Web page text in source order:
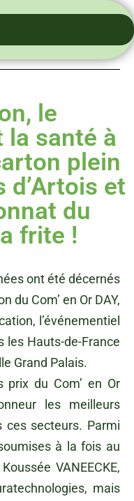
le
la santé à
plein
d’Artois et
du
frite !
ont été décernés
du Com’ en Or DAY,
l’événementiel
les Hauts-de-France
Grand Palais.
prix du Com’ en Or
les meilleurs
ces secteurs. Parmi
à la fois au
VANEECKE,
mais